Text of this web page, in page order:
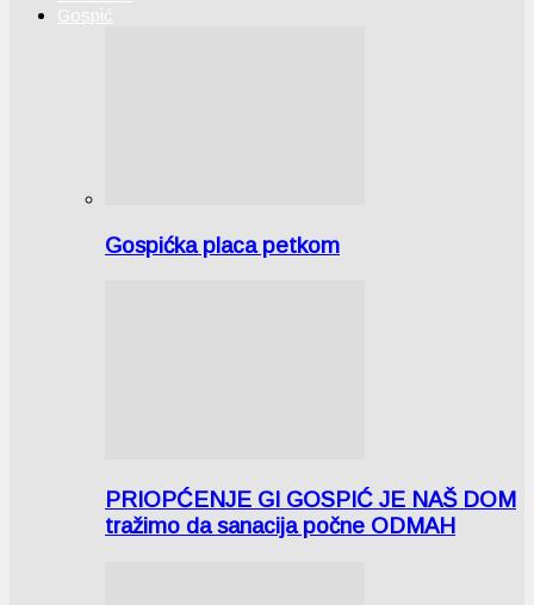
Gospić
Gospićka placa petkom
PRIOPĆENJE GI GOSPIĆ JE NAŠ DOM
tražimo da sanacija počne ODMAH